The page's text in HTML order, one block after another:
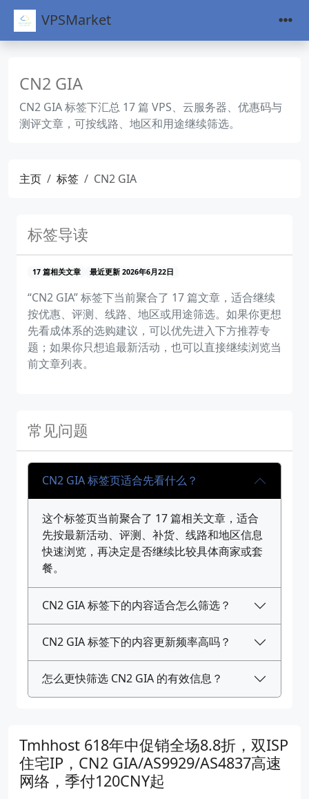
VPSMarket
CN2 GIA
CN2 GIA 标签下汇总 17 篇 VPS、云服务器、优惠码与
测评文章，可按线路、地区和用途继续筛选。
主页 标签 CN2 GIA
标签导读
17 篇相关文章 最近更新 2026年6月22日
“CN2 GIA” 标签下当前聚合了 17 篇文章，适合继续
按优惠、评测、线路、地区或用途筛选。如果你更想
先看成体系的选购建议，可以优先进入下方推荐专
题；如果你只想追最新活动，也可以直接继续浏览当
前文章列表。
常见问题
CN2 GIA 标签页适合先看什么？
这个标签页当前聚合了 17 篇相关文章，适合
先按最新活动、评测、补货、线路和地区信息
快速浏览，再决定是否继续比较具体商家或套
餐。
CN2 GIA 标签下的内容适合怎么筛选？
CN2 GIA 标签下的内容更新频率高吗？
怎么更快筛选 CN2 GIA 的有效信息？
Tmhhost 618年中促销全场8.8折，双ISP
住宅IP，CN2 GIA/AS9929/AS4837高速
网络，季付120CNY起